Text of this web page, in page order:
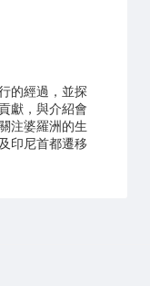
的經過，並探
獻，與介紹會
注婆羅洲的生
印尼首都遷移